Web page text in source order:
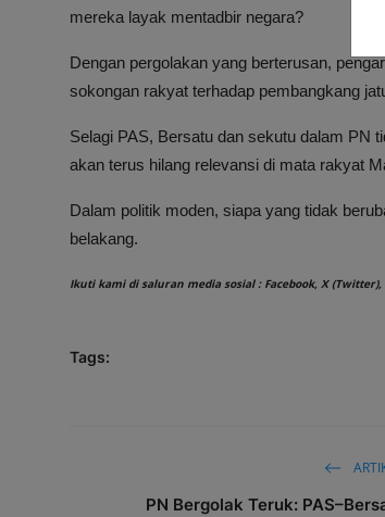
mereka layak mentadbir negara?
Dengan pergolakan yang berterusan,
sokongan rakyat terhadap pembangkang
Selagi PAS, Bersatu dan sekutu dalam PN
akan terus hilang relevansi di mata rakyat
Dalam politik moden, siapa yang tidak
belakang.
Ikuti kami di saluran media sosial : Facebook, X (Twitter),
Tags:
PN Bergolak Teruk: